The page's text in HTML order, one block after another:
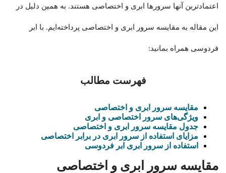
اعتمادترین آنها سرورها ابری و اختصاصی هستند. به همین دلیل در
این مقاله به مقایسه سرور ابری و اختصاصی پرداخته‌ایم. با ابر
فردوسی همراه بمانید:
فهرست مطالب
مقایسه سرور ابری و اختصاصی
ویژگی‌های سرور اختصاصی و ابری
جدول مقایسه سرور ابری و اختصاصی
مزایای استفاده از سرور ابری در برابر اختصاصی
استفاده از سرور ابری ابر فردوسی
مقایسه سرور ابری و اختصاصی